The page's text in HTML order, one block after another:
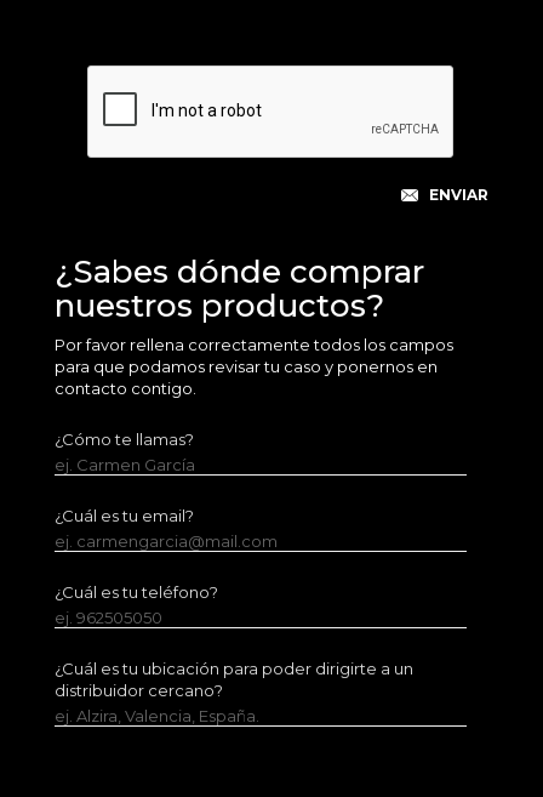
¿Sabes dónde comprar
nuestros productos?
Por favor rellena correctamente todos los campos
para que podamos revisar tu caso y ponernos en
contacto contigo.
¿Cómo te llamas?
ej. Carmen García
¿Cuál es tu email?
ej. carmengarcia@mail.com
¿Cuál es tu teléfono?
ej. 962505050
¿Cuál es tu ubicación para poder dirigirte a un
distribuidor cercano?
ej. Alzira, Valencia, España.